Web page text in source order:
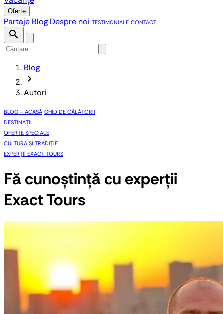
Oferte
Partaje Blog Despre noi TESTIMONIALE CONTACT
search
Blog
chevron_forward
Autori
BLOG – ACASĂ GHID DE CĂLĂTORII
DESTINAȚII
OFERTE SPECIALE
CULTURA ȘI TRADIȚIE
EXPERȚII EXACT TOURS
Fă cunoștință cu experții
Exact Tours